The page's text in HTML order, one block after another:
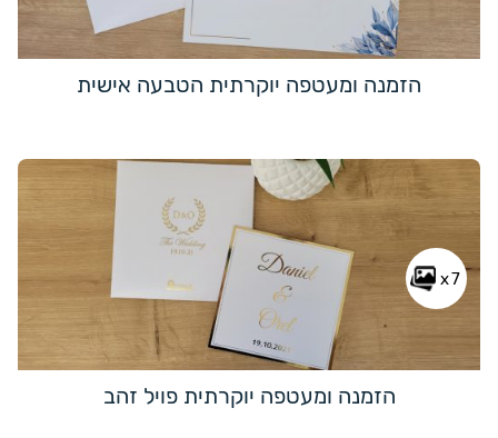
הזמנה ומעטפה יוקרתית הטבעה אישית
x7
הזמנה ומעטפה יוקרתית פויל זהב